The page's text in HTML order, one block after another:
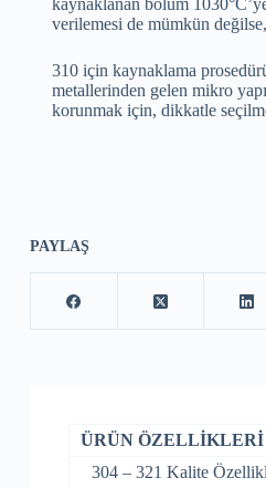
kaynaklanan bölüm 1030°C’ye
verilemesi de mümkün
310 için kaynaklama
metallerinden gelen mikro
korunmak için, dikkatle
PAYLAŞ
ÜRÜN ÖZELLİKLERİ
304 – 321 Kalite